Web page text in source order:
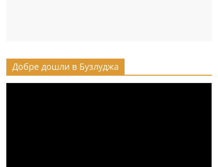
Добре дошли в Бузлуджа